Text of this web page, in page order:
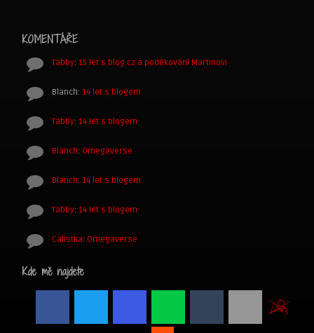
KOMENTÁŘE
Tabby: 15 let s blog.cz a poděkování Martinovi
Blanch: 14 let s blogem
Tabby: 14 let s blogem
Blanch: Omegaverse
Blanch: 14 let s blogem
Tabby: 14 let s blogem
Calistka: Omegaverse
Kde mě najdete